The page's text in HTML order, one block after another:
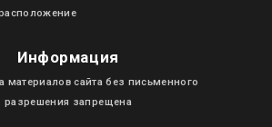
Информация
материалов сайта без письменного
разрешения запрещена